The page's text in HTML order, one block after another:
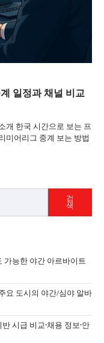
일정과 채널 비교
개 한국 시간으로 보는 프
미어리그 중계 보는 방법
검
색
가능한 야간 아르바이트
요 도시의 야간/심야 알바
시급 비교·채용 정보·안